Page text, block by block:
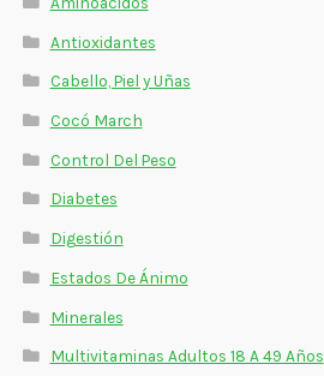
Antioxidantes
Cabello, Piel y Uñas
Cocó March
Control Del Peso
Diabetes
Digestión
Estados De Ánimo
Minerales
Multivitaminas Adultos 18 A 49 Años